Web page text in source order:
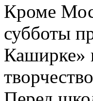
Кроме
субботы
Каширке»